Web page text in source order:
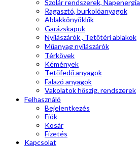
Szolár rendszerek, Napenergia
Ragasztó, burkolóanyagok
Ablakkönyöklők
Garázskapuk
Nyílászárók , Tetőtéri ablakok
Műanyag nyílászárók
Térkövek
Kémények
Tetőfedő anyagok
Falazó anyagok
Vakolatok hőszig. rendszerek
Felhasználó
Bejelentkezés
Fiók
Kosár
Fizetés
Kapcsolat